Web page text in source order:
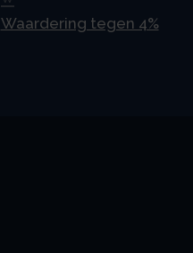
Waardering tegen 4%